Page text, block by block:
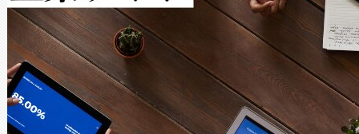
Avia 2は、2種類のFOVオプシ
× 80°のノーマルモード、長
ードを切り替えて使用するこ
ることなく、単一のデバイス